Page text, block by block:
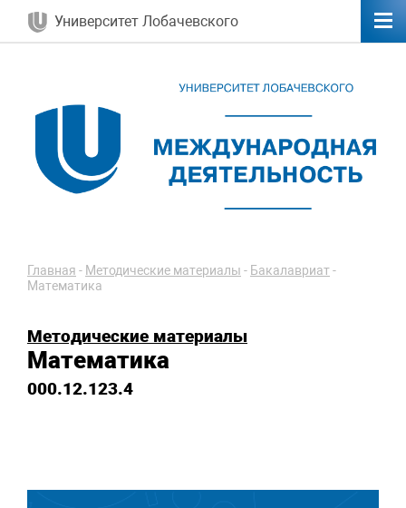
Университет Лобачевского
Главная - Методические материалы - Бакалавриат-
Математика
Методические материалы
Математика
000.12.123.4